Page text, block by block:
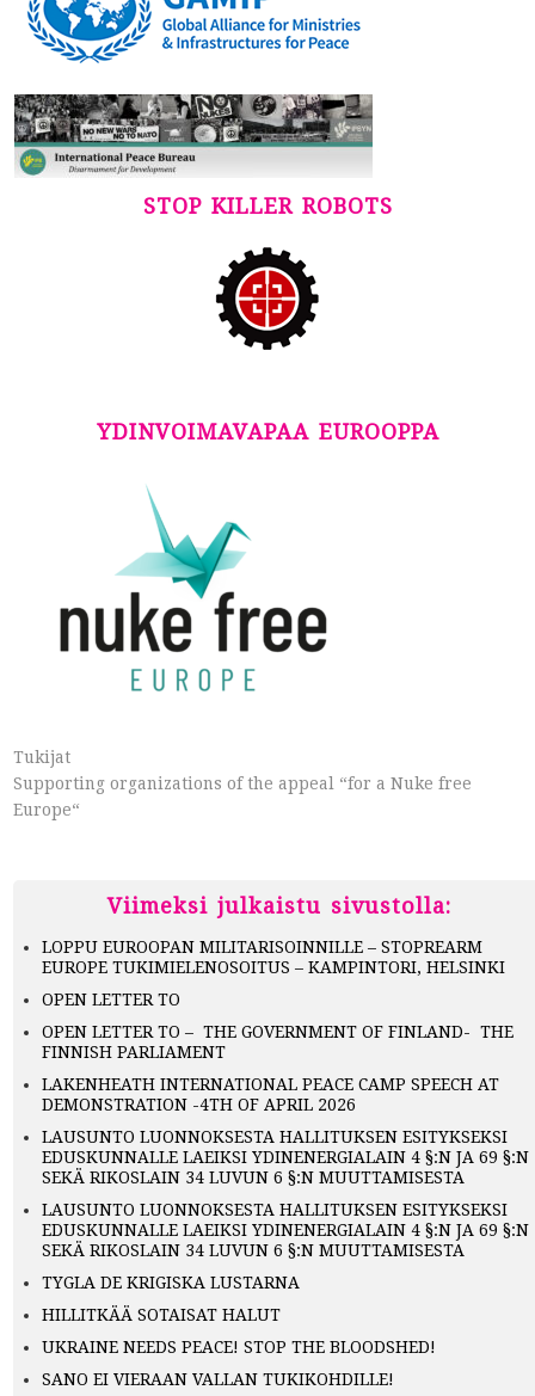
STOP KILLER ROBOTS
YDINVOIMAVAPAA EUROOPPA
Tukijat
Supporting organizations of the appeal “for a Nuke free
Europe“
Viimeksi julkaistu sivustolla:
LOPPU EUROOPAN MILITARISOINNILLE – STOPREARM
EUROPE TUKIMIELENOSOITUS – KAMPINTORI, HELSINKI
OPEN LETTER TO
OPEN LETTER TO – THE GOVERNMENT OF FINLAND- THE
FINNISH PARLIAMENT
LAKENHEATH INTERNATIONAL PEACE CAMP SPEECH AT
DEMONSTRATION -4TH OF APRIL 2026
LAUSUNTO LUONNOKSESTA HALLITUKSEN ESITYKSEKSI
EDUSKUNNALLE LAEIKSI YDINENERGIALAIN 4 §:N JA 69 §:N
SEKÄ RIKOSLAIN 34 LUVUN 6 §:N MUUTTAMISESTA
LAUSUNTO LUONNOKSESTA HALLITUKSEN ESITYKSEKSI
EDUSKUNNALLE LAEIKSI YDINENERGIALAIN 4 §:N JA 69 §:N
SEKÄ RIKOSLAIN 34 LUVUN 6 §:N MUUTTAMISESTA
TYGLA DE KRIGISKA LUSTARNA
HILLITKÄÄ SOTAISAT HALUT
UKRAINE NEEDS PEACE! STOP THE BLOODSHED!
SANO EI VIERAAN VALLAN TUKIKOHDILLE!